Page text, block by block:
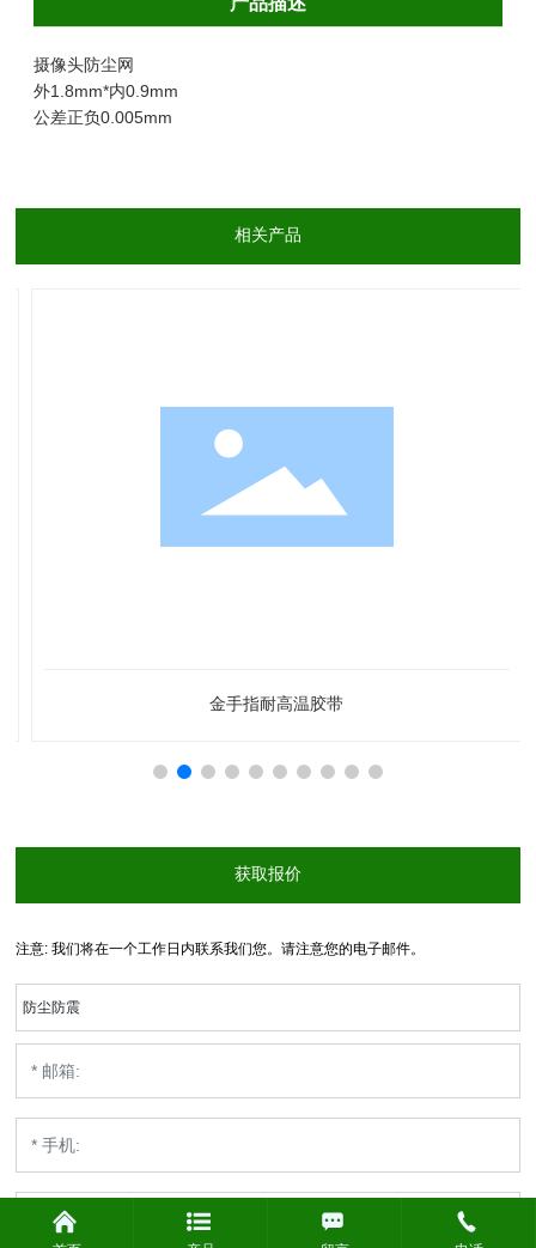
摄像头防尘网
外1.8mm*内0.9mm
公差正负0.005mm
相关产品
金手指耐高温胶带
获取报价
注意: 我们将在一个工作日内联系我们您。请注意您的电子邮件。
防尘防震